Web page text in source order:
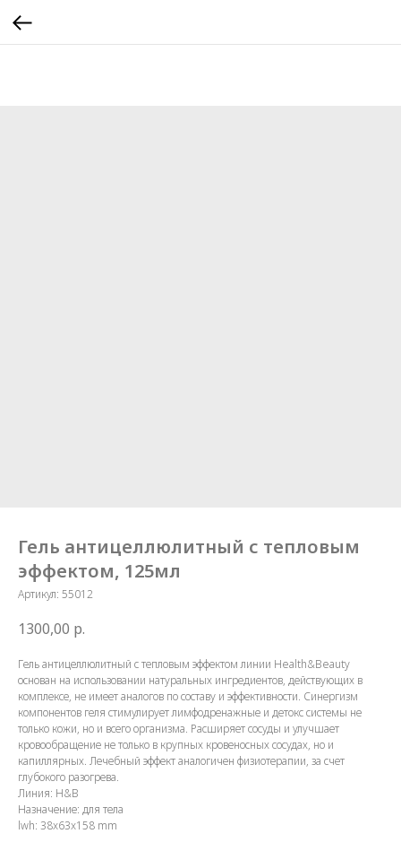
Гель антицеллюлитный с тепловым
эффектом, 125мл
Артикул: 55012
1300,00 р.
Гель антицеллюлитный с тепловым эффектом линии Health&Beauty
основан на использовании натуральных ингредиентов, действующих в
комплексе, не имеет аналогов по составу и эффективности. Синергизм
компонентов геля стимулирует лимфодренажные и детокс системы не
только кожи, но и всего организма. Расширяет сосуды и улучшает
кровообращение не только в крупных кровеносных сосудах, но и
капиллярных. Лечебный эффект аналогичен физиотерапии, за счет
глубокого разогрева.
Линия: H&B
Назначение: для тела
lwh: 38x63x158 mm